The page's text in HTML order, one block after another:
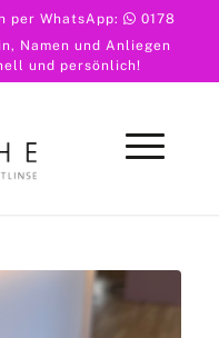
per WhatsApp:
0178
Namen und Anliegen
und persönlich!